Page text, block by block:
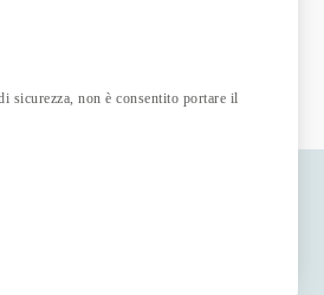
sicurezza, non è consentito portare il